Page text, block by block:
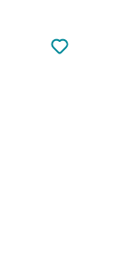
Nie dodano
Dodaj do